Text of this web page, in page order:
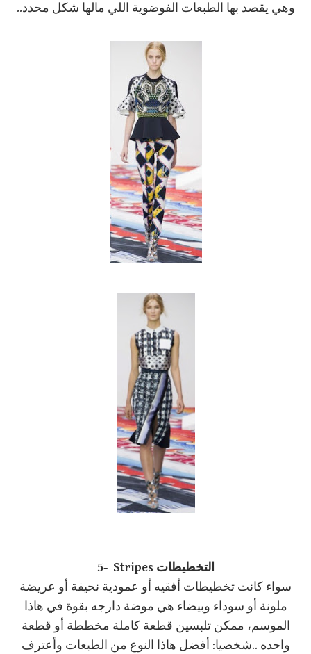
وهي يقصد بها الطبعات الفوضوية اللي مالها شكل محدد..
5- Stripes التخطيطات
سواء كانت تخطيطات أفقيه أو عمودية نحيفة أو عريضة
ملونة أو سوداء وبيضاء هي موضة دارجه بقوة في هاذا
الموسم، ممكن تلبسين قطعة كاملة مخططة أو قطعة
واحده ..شخصيا: أفضل هاذا النوع من الطبعات وأعترف